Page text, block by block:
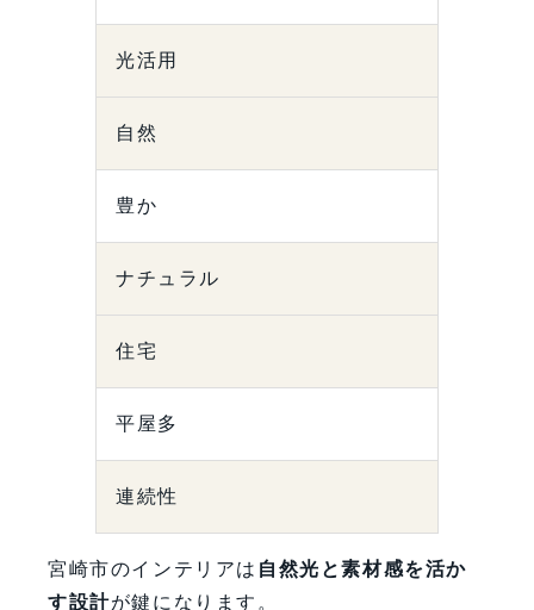
光活用
自然
豊か
ナチュラル
住宅
平屋多
連続性
宮崎市のインテリアは 自然光と素材感を活か
す設計が鍵になります。